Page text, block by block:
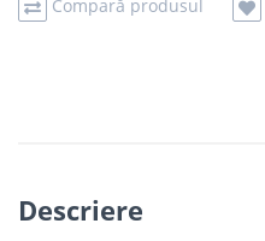
Compară produsul
Descriere